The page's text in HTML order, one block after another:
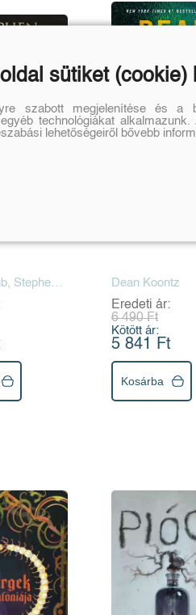
Stephen
Dean Koontz
Eredeti ár:
6 490 Ft
Kötött ár:
5 841 Ft
Kosárba
sütiket (cookie)
szabott megjelenítése és a
technológiákat
lehetőségeiről bővebb